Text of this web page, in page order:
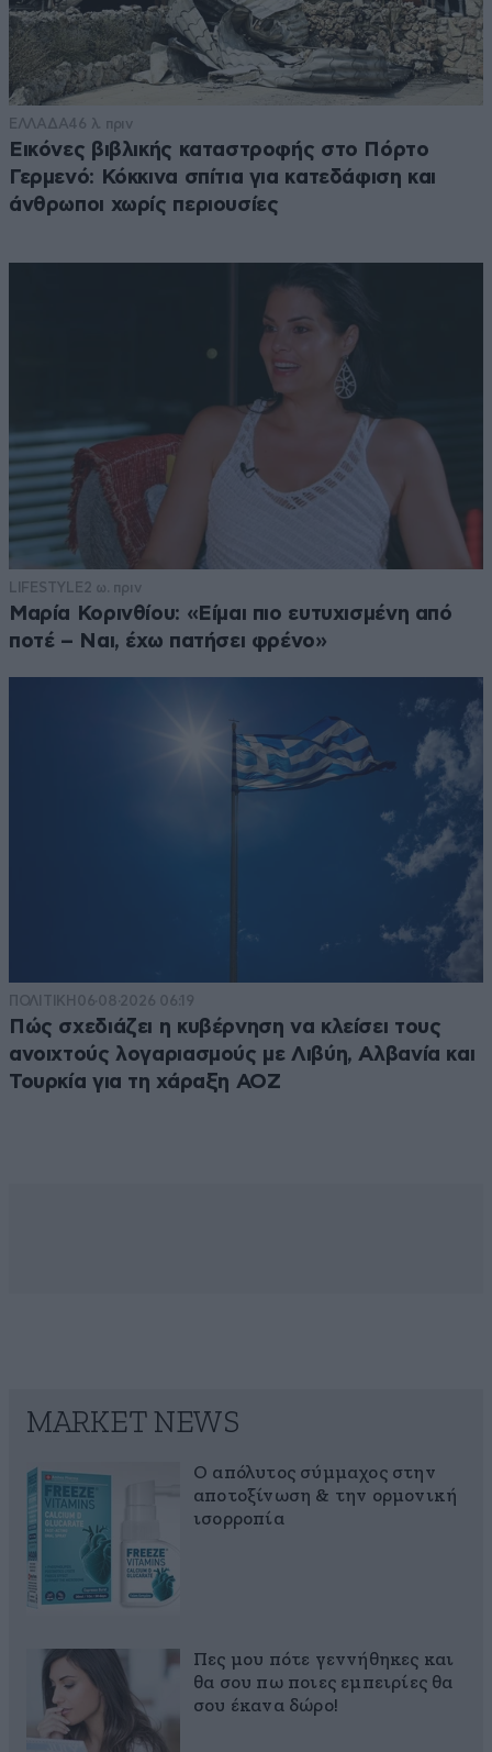
ΕΛΛΑΔΑ46 λ. πριν
Εικόνες βιβλικής καταστροφής στο Πόρτο
Γερμενό: Κόκκινα σπίτια για κατεδάφιση και
άνθρωποι χωρίς περιουσίες
LIFESTYLE 2 ω. πριν
Μαρία Κορινθίου: «Είμαι πιο ευτυχισμένη από
ποτέ – Ναι, έχω πατήσει φρένο»
ΠΟΛΙΤΙΚΗ 06·08·2026 06:19
Πώς σχεδιάζει η κυβέρνηση να κλείσει τους
ανοιχτούς λογαριασμούς με Λιβύη, Αλβανία και
Τουρκία για τη χάραξη ΑΟΖ
MARKET NEWS
Ο απόλυτος σύμμαχος στην
αποτοξίνωση & την ορμονική
ισορροπία
Πες μου πότε γεννήθηκες και
θα σου πω ποιες εμπειρίες θα
σου έκανα δώρο!